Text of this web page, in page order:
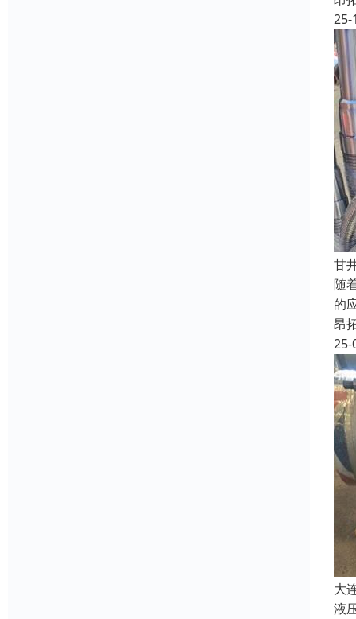
25-
甘
随
的
昂
25-
大
液